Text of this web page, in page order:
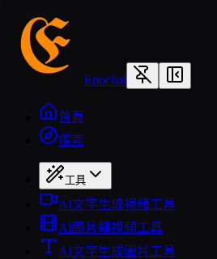
Epochal
首頁
探索
工具
AI文字生成視頻工具
AI圖片轉視頻工具
AI文字生成圖片工具